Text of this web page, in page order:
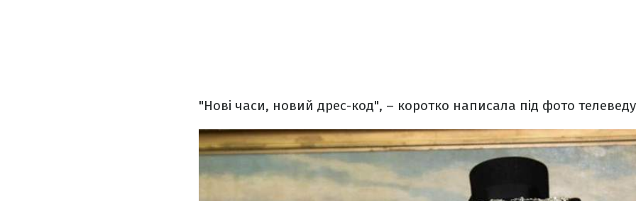
"Нові часи, новий дрес-код", – коротко написала під фото